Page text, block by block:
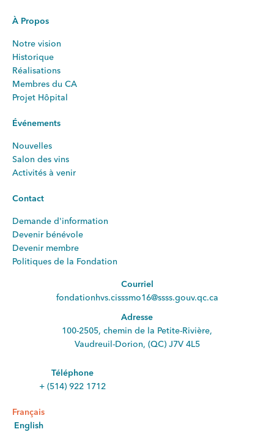
À Propos
Notre vision
Historique
Réalisations
Membres du CA
Projet Hôpital
Événements
Nouvelles
Salon des vins
Activités à venir
Contact
Demande d'information
Devenir bénévole
Devenir membre
Politiques de la Fondation
Courriel
fondationhvs.cisssmo16@ssss.gouv.qc.ca
Adresse
100-2505, chemin de la Petite-Rivière,
Vaudreuil-Dorion, (QC) J7V 4L5
Téléphone
+ (514) 922 1712
Français
English